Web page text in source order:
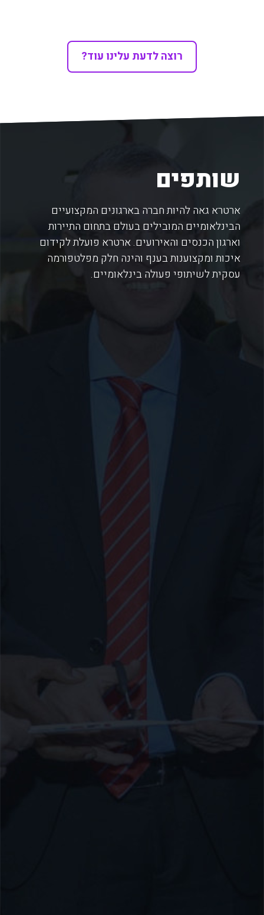
רוצה לדעת עלינו עוד?
שותפים
ארטרא גאה להיות חברה בארגונים המקצועיים
הבינלאומיים המובילים בעולם בתחום התיירות
וארגון הכנסים והאירועים. ארטרא פועלת לקידום
איכות ומקצוענות בענף והינה חלק מפלטפורמה
עסקית לשיתופי פעולה בינלאומיים.